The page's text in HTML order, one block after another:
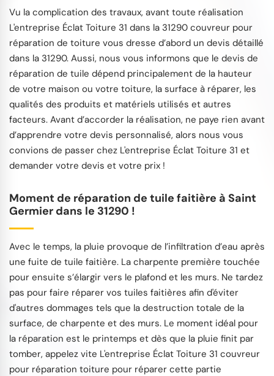
Vu la complication des travaux, avant toute réalisation
L'entreprise Éclat Toiture 31 dans la 31290 couvreur pour
réparation de toiture vous dresse d’abord un devis détaillé
dans la 31290. Aussi, nous vous informons que le devis de
réparation de tuile dépend principalement de la hauteur
de votre maison ou votre toiture, la surface à réparer, les
qualités des produits et matériels utilisés et autres
facteurs. Avant d’accorder la réalisation, ne paye rien avant
d’apprendre votre devis personnalisé, alors nous vous
convions de passer chez L'entreprise Éclat Toiture 31 et
demander votre devis et votre prix !
Moment de réparation de tuile faitière à Saint
Germier dans le 31290 !
Avec le temps, la pluie provoque de l’infiltration d’eau après
une fuite de tuile faitière. La charpente première touchée
pour ensuite s’élargir vers le plafond et les murs. Ne tardez
pas pour faire réparer vos tuiles faitières afin d'éviter
d'autres dommages tels que la destruction totale de la
surface, de charpente et des murs. Le moment idéal pour
la réparation est le printemps et dès que la pluie finit par
tomber, appelez vite L'entreprise Éclat Toiture 31 couvreur
pour réparation toiture pour réparer cette partie